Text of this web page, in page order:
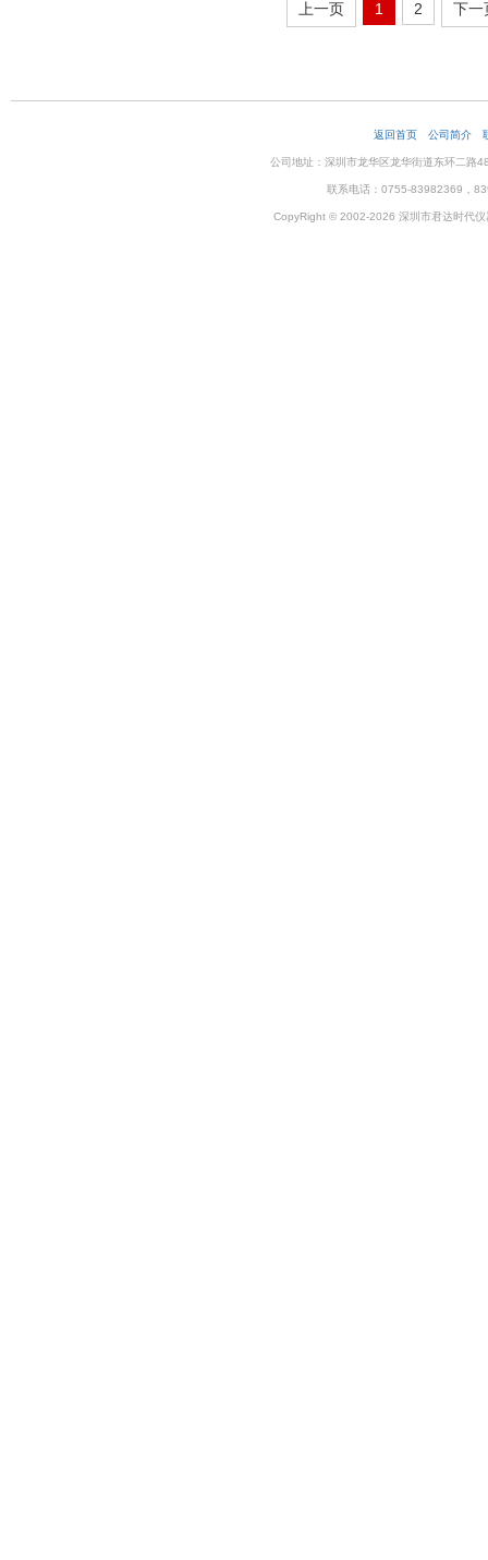
上一页 1 2 下一
返回首页 公司简介
公司地址：深圳市龙华区龙华街道东环二
联系电话：0755-83982369，
CopyRight © 2002-2026 深圳市君达时代